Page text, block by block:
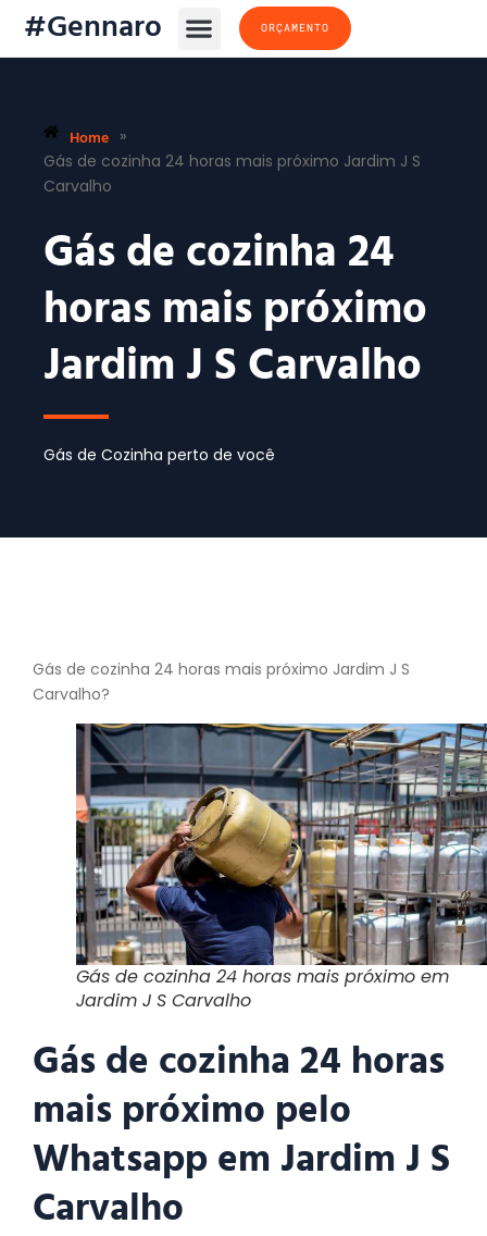
#Gennaro ORÇAMENTO
Home »
Gás de cozinha 24 horas mais próximo Jardim J S
Carvalho
Gás de cozinha 24
horas mais próximo
Jardim J S Carvalho
Gás de Cozinha perto de você
Gás de cozinha 24 horas mais próximo Jardim J S
Carvalho?
Gás de cozinha 24 horas mais próximo em
Jardim J S Carvalho
Gás de cozinha 24 horas
mais próximo pelo
Whatsapp em Jardim J S
Carvalho